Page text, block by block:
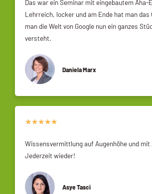
Das war ein Seminar mit eingebautem Aha-
Lehrreich, locker und am Ende hat man das
man die Welt von Google nun ein ganzes
versteht.
Daniela Marx
★★★★★
Wissensvermittlung auf Augenhöhe und mit
Jederzeit wieder!
Asye Tasci